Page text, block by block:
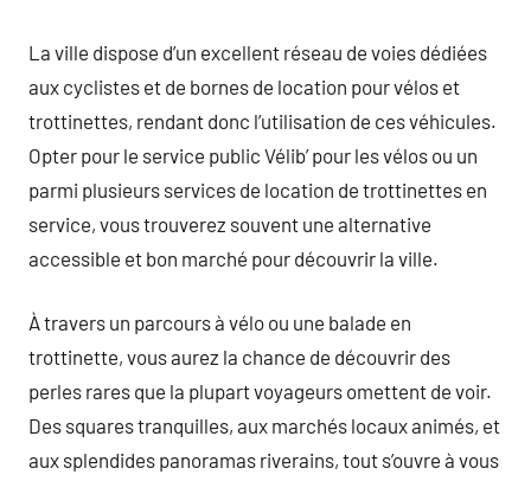
La ville dispose d’un excellent réseau de voies dédiées
aux cyclistes et de bornes de location pour vélos et
trottinettes, rendant donc l’utilisation de ces véhicules.
Opter pour le service public Vélib’ pour les vélos ou un
parmi plusieurs services de location de trottinettes en
service, vous trouverez souvent une alternative
accessible et bon marché pour découvrir la ville.
À travers un parcours à vélo ou une balade en
trottinette, vous aurez la chance de découvrir des
perles rares que la plupart voyageurs omettent de voir.
Des squares tranquilles, aux marchés locaux animés, et
aux splendides panoramas riverains, tout s’ouvre à vous